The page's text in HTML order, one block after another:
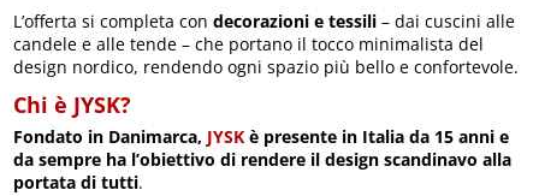
L’offerta si completa condecorazioni e tessili – dai cuscini alle
candele e alle tende – che portano il tocco minimalista del
design nordico, rendendo ogni spazio più bello e confortevole.
Chi è JYSK?
Fondato in Danimarca, JYSK è presente in Italia da 15 anni e
da sempre ha l’obiettivo di rendere il design scandinavo alla
portata di tutti.